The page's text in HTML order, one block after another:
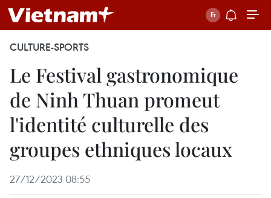
CULTURE-SPORTS
Le Festival gastronomique
de Ninh Thuan promeut
l'identité culturelle des
groupes ethniques locaux
27/12/2023 08:55